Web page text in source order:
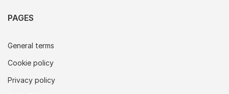
PAGES
General terms
Cookie policy
Privacy policy